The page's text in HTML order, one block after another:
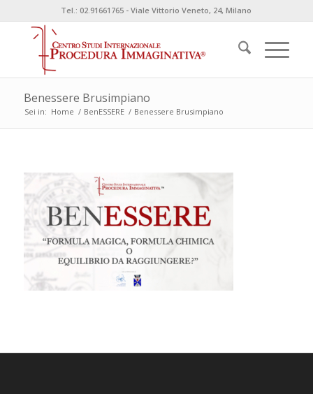
Tel.: 02.91661765 - Viale Vittorio Veneto, 24, Milano
Benessere Brusimpiano
Sei in: Home / BenESSERE / Benessere Brusimpiano